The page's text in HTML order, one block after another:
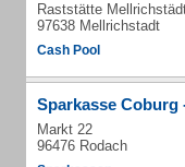
Raststätte
97638 Mellrichstadt
Cash Pool
Sparkasse Coburg
Markt 22
96476 Rodach